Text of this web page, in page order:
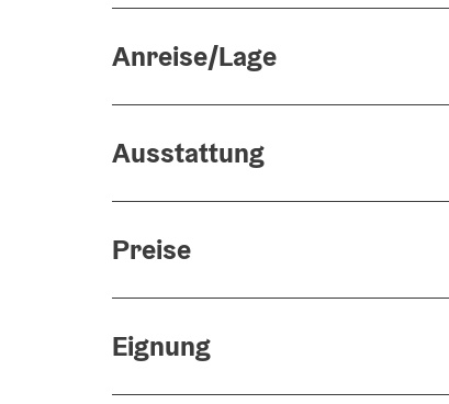
Anreise/Lage
Ausstattung
Preise
Eignung